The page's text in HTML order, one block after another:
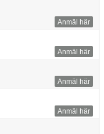
Anmäl här
Anmäl här
Anmäl här
Anmäl här